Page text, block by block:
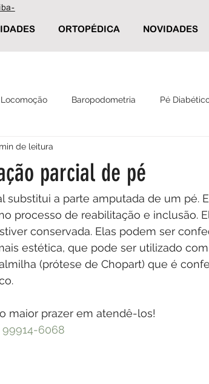
ORTOPÉDICA NOVIDADES
Baropodometria Pé
Palmilha Postural
parcial de pé
de leitura
substitui a parte amputada de um pé.
processo de reabilitação e inclusão.
conservada. Elas podem ser
estética, que pode ser utilizado
(prótese de Chopart) que é
maior prazer em atendê-los!
99914-6068